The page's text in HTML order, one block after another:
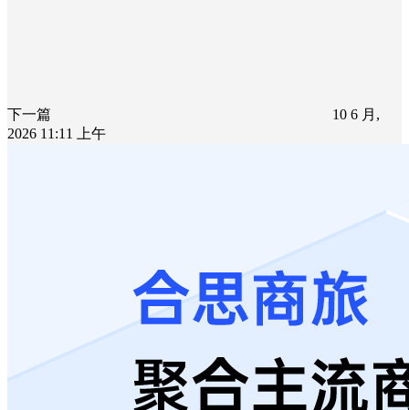
下一篇
10 6 月,
2026 11:11 上午